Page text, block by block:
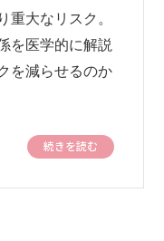
重大なリスク。
を医学的に解説
を減らせるのか
続きを読む